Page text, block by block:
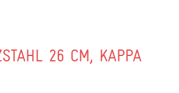
26 CM, KAPPA